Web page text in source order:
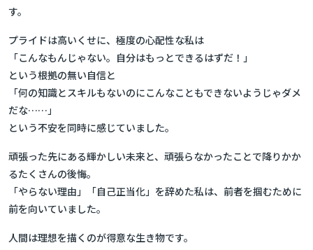
す。
プライドは高いくせに、極度の心配性な私は
「こんなもんじゃない。自分はもっとできるはずだ！」
という根拠の無い自信と
「何の知識とスキルもないのにこんなこともできないようじゃダメ
だな……」
という不安を同時に感じていました。
頑張った先にある輝かしい未来と、頑張らなかったことで降りかか
るたくさんの後悔。
「やらない理由」「自己正当化」を辞めた私は、前者を掴むために
前を向いていました。
人間は理想を描くのが得意な生き物です。